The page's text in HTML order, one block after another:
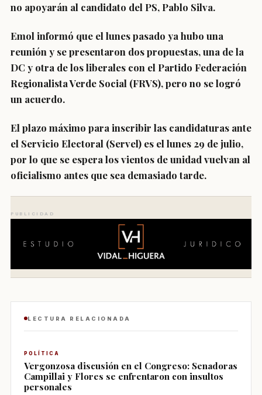
no apoyarán al candidato del PS, Pablo Silva.
Emol informó que el lunes pasado ya hubo una
reunión y se presentaron dos propuestas, una de la
DC y otra de los liberales con el Partido Federación
Regionalista Verde Social (FRVS),pero no se logró
un acuerdo.
El plazo máximo para inscribir las candidaturas ante
el Servicio Electoral (Servel) es el lunes 29 de julio,
por lo que se espera los vientos de unidad vuelvan al
oficialismo antes que sea demasiado tarde.
PUBLICIDAD
LECTURA RELACIONADA
POLÍTICA
Vergonzosa discusión en el Congreso: Senadoras
Campillai y Flores se enfrentaron con insultos
personales